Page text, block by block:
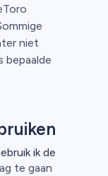
niet
bepaalde
ik de
te gaan